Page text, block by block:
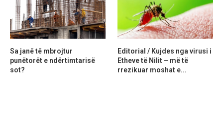
Sa janë të mbrojtur
punëtorët e ndërtimtarisë
sot?
Editorial / Kujdes nga virusi i
Etheve të Nilit – më të
rrezikuar moshat e...